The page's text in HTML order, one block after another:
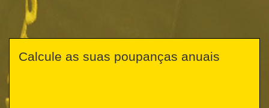
Calcule as suas poupanças anuais